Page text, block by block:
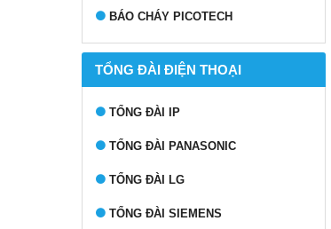
BÁO CHÁY PICOTECH
TỔNG ĐÀI ĐIỆN THOẠI
TỔNG ĐÀI IP
TỔNG ĐÀI PANASONIC
TỔNG ĐÀI LG
TỔNG ĐÀI SIEMENS